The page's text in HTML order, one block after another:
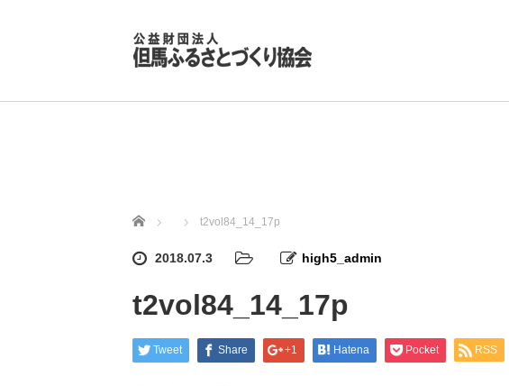
ホーム t2vol84_14_17p
2018.07.3 high5_admin
t2vol84_14_17p
Tweet Share +1 Hatena Pocket RSS